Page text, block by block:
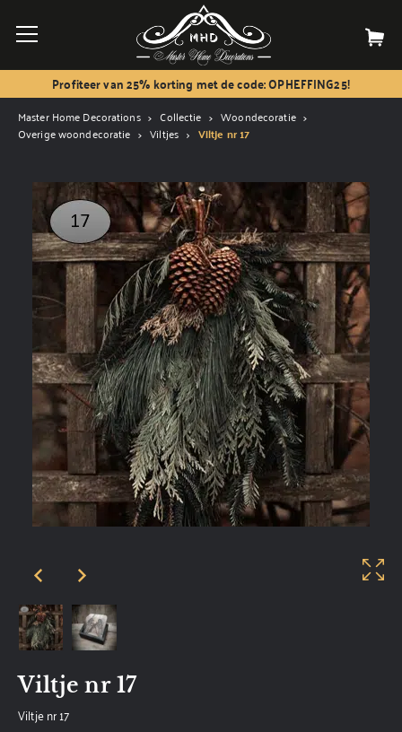
Profiteer van 25% korting met de code: OPHEFFING25!
Master Home Decorations Collectie
Woondecoratie
Overige woondecoratie
Viltjes Viltje nr 17
Viltje nr 17
Viltje nr 17